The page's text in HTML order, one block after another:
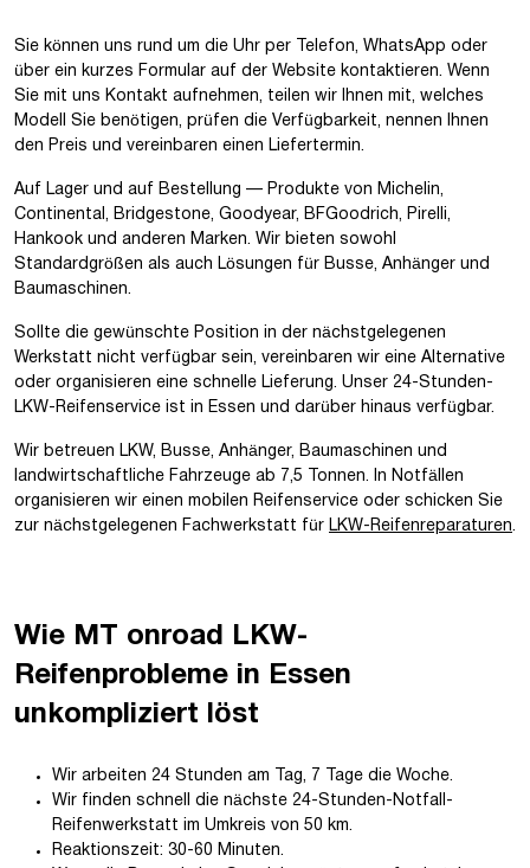
Sie können uns rund um die Uhr per Telefon, WhatsApp oder
über ein kurzes Formular auf der Website kontaktieren. Wenn
Sie mit uns Kontakt aufnehmen, teilen wir Ihnen mit, welches
Modell Sie benötigen, prüfen die Verfügbarkeit, nennen Ihnen
den Preis und vereinbaren einen Liefertermin.
Auf Lager und auf Bestellung — Produkte von Michelin,
Continental, Bridgestone, Goodyear, BFGoodrich, Pirelli,
Hankook und anderen Marken. Wir bieten sowohl
Standardgrößen als auch Lösungen für Busse, Anhänger und
Baumaschinen.
Sollte die gewünschte Position in der nächstgelegenen
Werkstatt nicht verfügbar sein, vereinbaren wir eine Alternative
oder organisieren eine schnelle Lieferung. Unser 24-Stunden-
LKW-Reifenservice ist in Essen und darüber hinaus verfügbar.
Wir betreuen LKW, Busse, Anhänger, Baumaschinen und
landwirtschaftliche Fahrzeuge ab 7,5 Tonnen. In Notfällen
organisieren wir einen mobilen Reifenservice oder schicken Sie
zur nächstgelegenen Fachwerkstatt für LKW-Reifenreparaturen.
Wie MT onroad LKW-
Reifenprobleme in Essen
unkompliziert löst
Wir arbeiten 24 Stunden am Tag, 7 Tage die Woche.
Wir finden schnell die nächste 24-Stunden-Notfall-
Reifenwerkstatt im Umkreis von 50 km.
Reaktionszeit: 30-60 Minuten.